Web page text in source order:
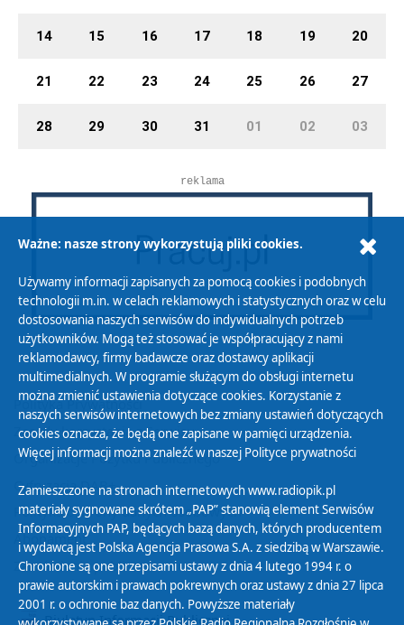
14 15 16 17 18 19 20
21 22 23 24 25 26 27
28 29 30 31 01 02 03
reklama
Polityka Prywatności
Zasady korzystania z Serwisu
Organizacje Pożytku Publicznego
Cyfryzacja DAB+
Polityka ochrony danych osobowych
Abonament
Zamówienia publiczne
Biuletyn Informacji Publicznej
Ważne: nasze strony wykorzystują pliki cookies.
Używamy informacji zapisanych za pomocą cookies i podobnych
technologii m.in. w celach reklamowych i statystycznych oraz w celu
dostosowania naszych serwisów do indywidualnych potrzeb
użytkowników. Mogą też stosować je współpracujący z nami
reklamodawcy, firmy badawcze oraz dostawcy aplikacji
multimedialnych. W programie służącym do obsługi internetu
można zmienić ustawienia dotyczące cookies. Korzystanie z
naszych serwisów internetowych bez zmiany ustawień dotyczących
cookies oznacza, że będą one zapisane w pamięci urządzenia.
Więcej informacji można znaleźć w naszej Polityce prywatności
Zamieszczone na stronach internetowych www.radiopik.pl
materiały sygnowane skrótem „PAP” stanowią element Serwisów
Informacyjnych PAP, będących bazą danych, których producentem
i wydawcą jest Polska Agencja Prasowa S.A. z siedzibą w Warszawie.
Chronione są one przepisami ustawy z dnia 4 lutego 1994 r. o
prawie autorskim i prawach pokrewnych oraz ustawy z dnia 27 lipca
2001 r. o ochronie baz danych. Powyższe materiały